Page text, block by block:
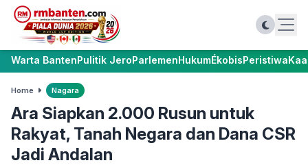
Warta BantenPulitik JeroParlemenHukumÉkobisPeristiwa
Home Nagara
Ara Siapkan 2.000 Rusun untuk
Rakyat, Tanah Negara dan Dana CSR
Jadi Andalan